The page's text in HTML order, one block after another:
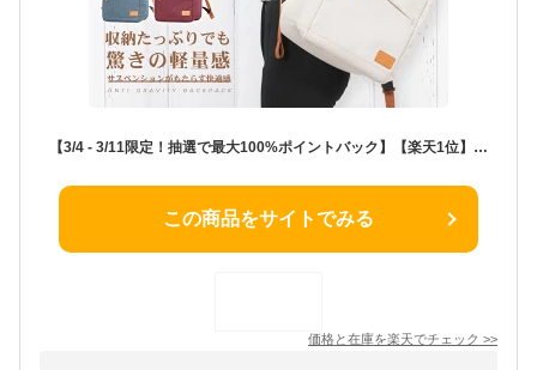
【3/4 - 3/11限定！抽選で最大100%ポイントバック】【楽天1位】 Casalita バックパック リュック リュックサック デイパック メンズ レディース かわいい かわちい おしゃれ シンプル 使いやすい AGSリュック 無重力リュック 撥水
この商品をサイトでみる
価格と在庫を楽天でチェック >>